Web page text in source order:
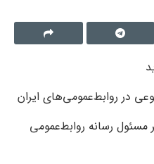
در روابط‌عمومی‌های ایران
مسئول رسانه روابط‌عمومی